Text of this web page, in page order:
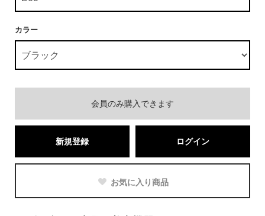
カラー
会員のみ購入できます
新規登録 ログイン
お気に入り商品